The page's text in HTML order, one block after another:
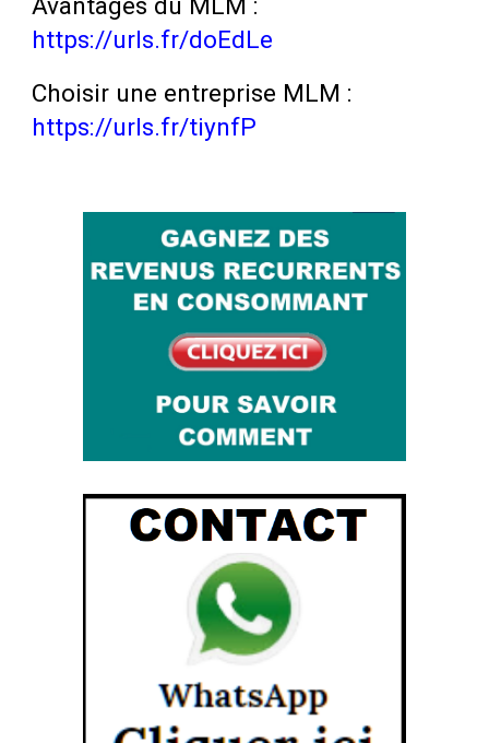
Avantages du MLM :
https://urls.fr/doEdLe
Choisir une entreprise MLM :
https://urls.fr/tiynfP